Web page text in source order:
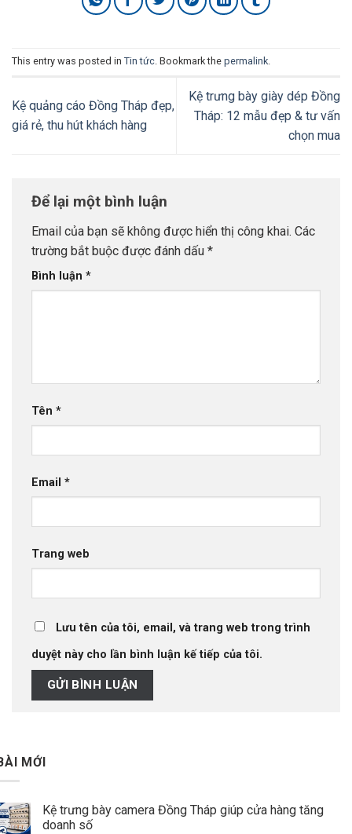
This entry was posted in Tin tức. Bookmark the permalink.
Kệ quảng cáo Đồng Tháp đẹp,
giá rẻ, thu hút khách hàng
Kệ trưng bày giày dép Đồng
Tháp: 12 mẫu đẹp & tư vấn
chọn mua
Để lại một bình luận
Email của bạn sẽ không được hiển thị công khai. Các
trường bắt buộc được đánh dấu *
Bình luận *
Tên *
Email *
Trang web
Lưu tên của tôi, email, và trang web trong trình
duyệt này cho lần bình luận kế tiếp của tôi.
MỚI
Kệ trưng bày camera Đồng Tháp giúp cửa hàng tăng
doanh số